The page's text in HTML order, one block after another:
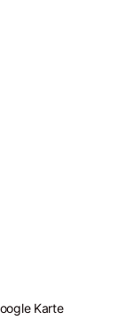
Karte